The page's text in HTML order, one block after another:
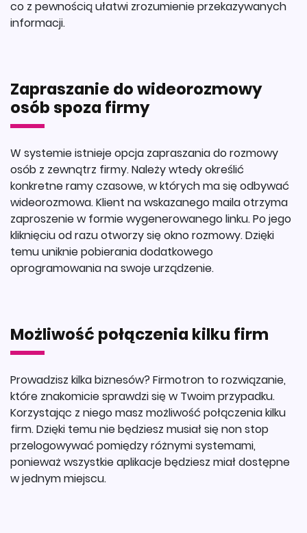
co z pewnością ułatwi zrozumienie przekazywanych
informacji.
Zapraszanie do wideorozmowy
osób spoza firmy
W systemie istnieje opcja zapraszania do rozmowy
osób z zewnątrz firmy. Należy wtedy określić
konkretne ramy czasowe, w których ma się odbywać
wideorozmowa. Klient na wskazanego maila otrzyma
zaproszenie w formie wygenerowanego linku. Po jego
kliknięciu od razu otworzy się okno rozmowy. Dzięki
temu uniknie pobierania dodatkowego
oprogramowania na swoje urządzenie.
Możliwość połączenia kilku firm
Prowadzisz kilka biznesów? Firmotron to rozwiązanie,
które znakomicie sprawdzi się w Twoim przypadku.
Korzystając z niego masz możliwość połączenia kilku
firm. Dzięki temu nie będziesz musiał się non stop
przelogowywać pomiędzy różnymi systemami,
ponieważ wszystkie aplikacje będziesz miał dostępne
w jednym miejscu.